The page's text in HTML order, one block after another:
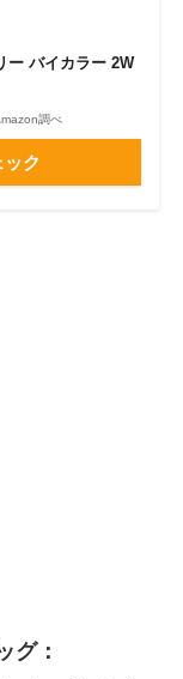
ー バイカラー 2W
調べ
ク
グ：